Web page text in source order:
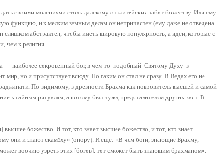
своими молениями столь далекому от житейских забот божеству. Или ему
функцию, и к мелким земным делам он непричастен (ему даже не отведена
слишком абстрактен, чтобы иметь широкую популярность, а идеи, которые с
чем к религии.
— наиболее сокровенный бог, в чем-то подобный Святому Духу в
мир, но и присутствует всюду. Но таким он стал не сразу. В Ведах его не
По-видимому, в древности Брахма как покровитель высшей и самой
к тайным ритуалам, а потому был чужд представителям других каст. В
божество. И тот, кто знает высшее божество, и тот, кто знает
они и знают скамбху» (опору). И еще: «В чем боги, знающие Брахму,
воочию узреть этих [богов], тот сможет быть знающим брахманом».